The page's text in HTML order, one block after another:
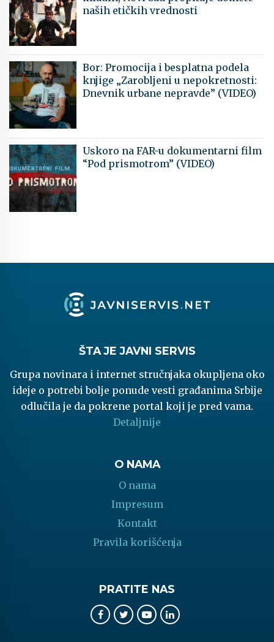
naših etičkih vrednosti
Bor: Promocija i besplatna podela
knjige „Zarobljeni u nepokretnosti:
Dnevnik urbane nepravde” (VIDEO)
Uskoro na FAR-u dokumentarni film
“Pod prismotrom” (VIDEO)
ŠTA JE JAVNI SERVIS
Grupa novinara i internet stručnjaka okupljena oko
ideje o potrebi bolje ponude vesti građanima Srbije
odlučila je da pokrene portal koji je pred vama.
Detaljnije
O NAMA
O nama
Impresum
Kontakt
Pravila korišćenja
PRATITE NAS